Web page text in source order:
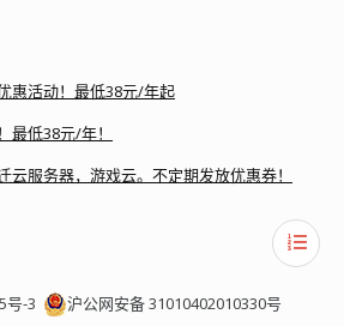
惠活动！最低38元/年起
最低38元/年！
云服务器，游戏云。不定期发放优惠券！
号-3
沪公网安备 31010402010330号